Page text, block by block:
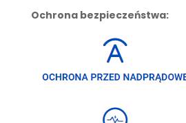
Ochrona bezpieczeństwa: